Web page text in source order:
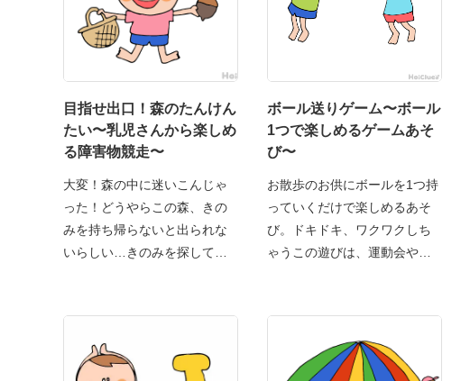
目指せ出口！森のたんけん
たい〜乳児さんから楽しめ
る障害物競走〜
大変！森の中に迷いこんじゃ
った！どうやらこの森、きの
みを持ち帰らないと出られな
いらしい…きのみを探して、
ボール送りゲーム〜ボール
1つで楽しめるゲームあそ
び〜
お散歩のお供にボールを1つ持
っていくだけで楽しめるあそ
び。ドキドキ、ワクワクしち
ゃうこの遊びは、運動会や